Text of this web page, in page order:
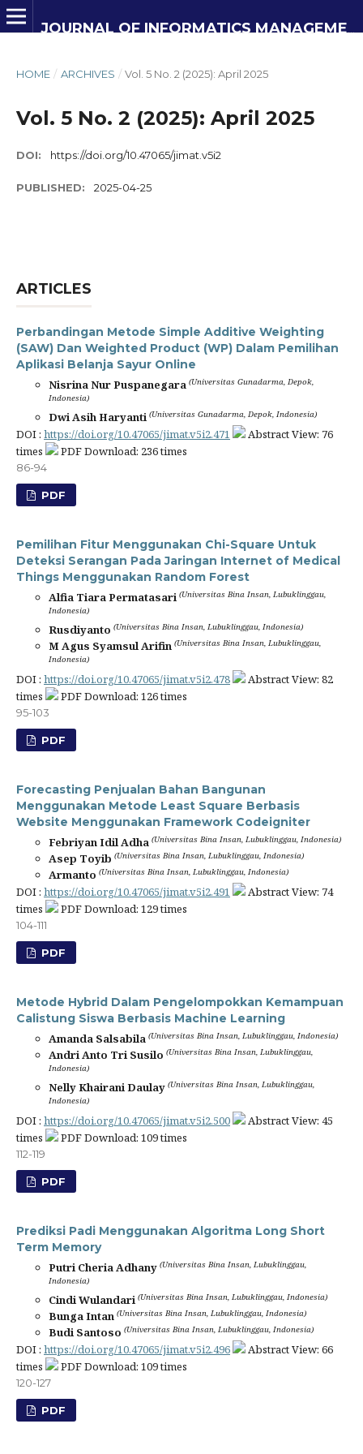
HOME / ARCHIVES / Vol. 5 No. 2 (2025): April 2025
Vol. 5 No. 2 (2025): April 2025
DOI: https://doi.org/10.47065/jimat.v5i2
PUBLISHED: 2025-04-25
ARTICLES
Perbandingan Metode Simple Additive Weighting
(SAW) Dan Weighted Product (WP) Dalam Pemilihan
Aplikasi Belanja Sayur Online
Nisrina Nur Puspanegara (Universitas Gunadarma, Depok,
Indonesia)
Dwi Asih Haryanti (Universitas Gunadarma, Depok, Indonesia)
DOI : https://doi.org/10.47065/jimat.v5i2.471
Abstract View: 76
times
PDF Download: 236 times
86-94
PDF
Pemilihan Fitur Menggunakan Chi-Square Untuk
Deteksi Serangan Pada Jaringan Internet of Medical
Things Menggunakan Random Forest
Alfia Tiara Permatasari (Universitas Bina Insan, Lubuklinggau,
Indonesia)
Rusdiyanto (Universitas Bina Insan, Lubuklinggau, Indonesia)
M Agus Syamsul Arifin (Universitas Bina Insan, Lubuklinggau,
Indonesia)
DOI : https://doi.org/10.47065/jimat.v5i2.478
Abstract View: 82
times
PDF Download: 126 times
95-103
PDF
Forecasting Penjualan Bahan Bangunan
Menggunakan Metode Least Square Berbasis
Website Menggunakan Framework Codeigniter
Febriyan Idil Adha (Universitas Bina Insan, Lubuklinggau, Indonesia)
Asep Toyib (Universitas Bina Insan, Lubuklinggau, Indonesia)
Armanto (Universitas Bina Insan, Lubuklinggau, Indonesia)
DOI : https://doi.org/10.47065/jimat.v5i2.491
Abstract View: 74
times
PDF Download: 129 times
104-111
PDF
Metode Hybrid Dalam Pengelompokkan Kemampuan
Calistung Siswa Berbasis Machine Learning
Amanda Salsabila (Universitas Bina Insan, Lubuklinggau, Indonesia)
Andri Anto Tri Susilo (Universitas Bina Insan, Lubuklinggau,
Indonesia)
Nelly Khairani Daulay (Universitas Bina Insan, Lubuklinggau,
Indonesia)
DOI : https://doi.org/10.47065/jimat.v5i2.500
Abstract View: 45
times
PDF Download: 109 times
112-119
PDF
Prediksi Padi Menggunakan Algoritma Long Short
Term Memory
Putri Cheria Adhany (Universitas Bina Insan, Lubuklinggau,
Indonesia)
Cindi Wulandari (Universitas Bina Insan, Lubuklinggau, Indonesia)
Bunga Intan (Universitas Bina Insan, Lubuklinggau, Indonesia)
Budi Santoso (Universitas Bina Insan, Lubuklinggau, Indonesia)
DOI : https://doi.org/10.47065/jimat.v5i2.496
Abstract View: 66
times
PDF Download: 109 times
120-127
PDF